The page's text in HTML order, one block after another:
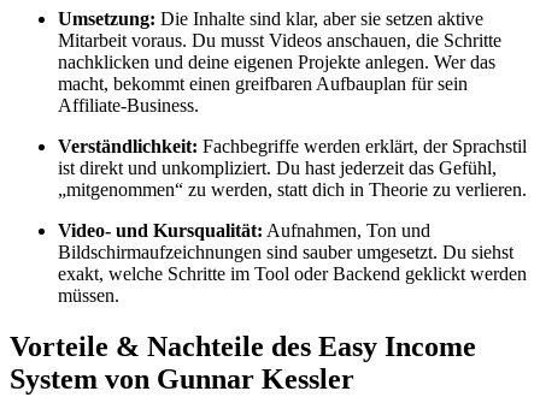
Umsetzung: Die Inhalte sind klar, aber sie setzen aktive
Mitarbeit voraus. Du musst Videos anschauen, die Schritte
nachklicken und deine eigenen Projekte anlegen. Wer das
macht, bekommt einen greifbaren Aufbauplan für sein
Affiliate-Business.
Verständlichkeit: Fachbegriffe werden erklärt, der Sprachstil
ist direkt und unkompliziert. Du hast jederzeit das Gefühl,
„mitgenommen“ zu werden, statt dich in Theorie zu verlieren.
Video- und Kursqualität: Aufnahmen, Ton und
Bildschirmaufzeichnungen sind sauber umgesetzt. Du siehst
exakt, welche Schritte im Tool oder Backend geklickt werden
müssen.
Vorteile & Nachteile des Easy Income
System von Gunnar Kessler